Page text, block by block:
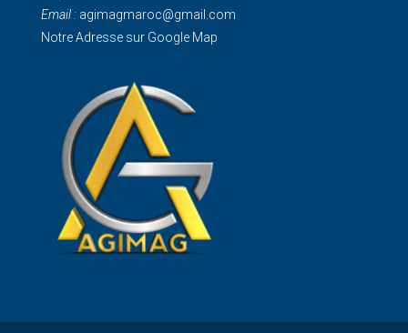
Email : agimagmaroc@gmail.com
Notre Adresse sur Google Map